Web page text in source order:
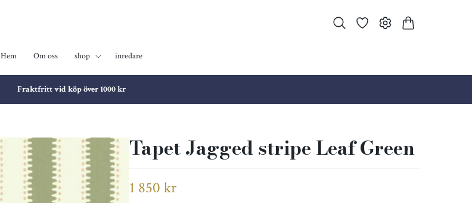
Hem Om oss shop inredare
Fraktfritt vid köp över 1000 kr
Tapet Jagged stripe Leaf Green
1 850 kr